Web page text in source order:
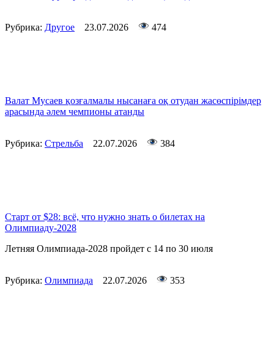
Рубрика: Другое 23.07.2026 474
Валат Мусаев қозғалмалы нысанаға оқ отудан жасөспірімдер
арасында әлем чемпионы атанды
Рубрика: Стрельба 22.07.2026 384
Старт от $28: всё, что нужно знать о билетах на
Олимпиаду-2028
Летняя Олимпиада-2028 пройдет с 14 по 30 июля
Рубрика: Олимпиада 22.07.2026 353